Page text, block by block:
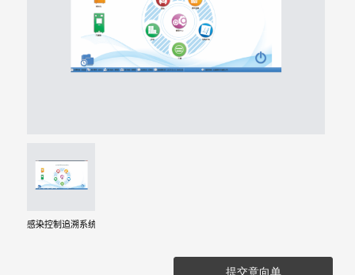
感染控制追溯系统
提交意向单